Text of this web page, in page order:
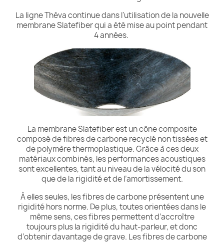
La ligne Théva continue dans l'utilisation de la nouvelle
membrane Slatefiber qui a été mise au point pendant
4 années.
La membrane Slatefiber est un cône composite
composé de fibres de carbone recyclé non tissées et
de polymère thermoplastique. Grâce à ces deux
matériaux combinés, les performances acoustiques
sont excellentes, tant au niveau de la vélocité du son
que de la rigidité et de l’amortissement.
À elles seules, les fibres de carbone présentent une
rigidité hors norme. De plus, toutes orientées dans le
même sens, ces fibres permettent d’accroître
toujours plus la rigidité du haut-parleur, et donc
d’obtenir davantage de grave. Les fibres de carbone